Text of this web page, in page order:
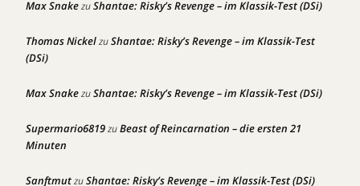
Max SnakezuShantae: Risky’s Revenge – im Klassik-Test (DSi)
Thomas NickelzuShantae: Risky’s Revenge – im Klassik-Test
(DSi)
Max SnakezuShantae: Risky’s Revenge – im Klassik-Test (DSi)
Supermario6819zuBeast of Reincarnation – die ersten 21
Minuten
SanftmutzuShantae: Risky’s Revenge – im Klassik-Test (DSi)